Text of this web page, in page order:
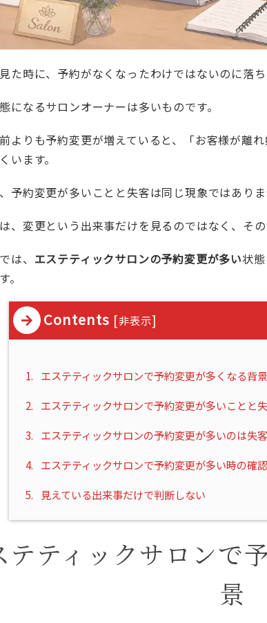
た時に、予約がなくなったわけではないのに落ち
になるサロンオーナーは多いものです。
よりも予約変更が増えていると、「お客様が離
います。
予約変更が多いことと失客は同じ現象ではありま
、変更という出来事だけを見るのではなく、そ
は、 エステティックサロンの予約変更が多い状
。
Contents [非表示]
1. エステティックサロンで予約変更が多くなる背景
2. エステティックサロンで予約変更が多いことと
3. エステティックサロンの予約変更が多いのは失
4. エステティックサロンで予約変更が多い時の確
5.
見えている出来事だけで判断しない
テティックサロンで
景